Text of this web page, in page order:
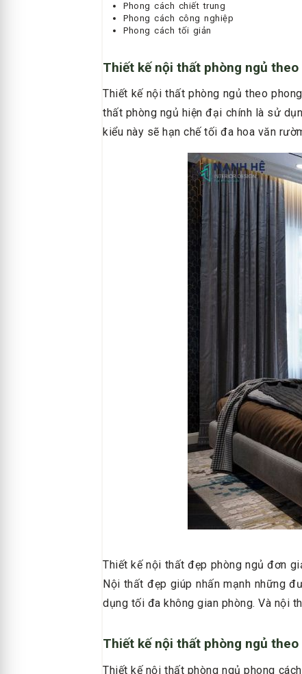
Phong cách chiết trung
Phong cách công nghiệp
Phong cách tối giản
Thiết kế nội thất phòng ngủ
Thiết kế nội thất phòng ngủ theo
thất phòng ngủ hiện đại chính là sử
kiểu này sẽ hạn chế tối đa hoa văn
Thiết kế nội thất đẹp phòng ngủ đơn
Nội thất đẹp giúp nhấn mạnh những
dụng tối đa không gian phòng. Và nội
Thiết kế nội thất phòng ngủ
Thiết kế nội thất phòng ngủ phong